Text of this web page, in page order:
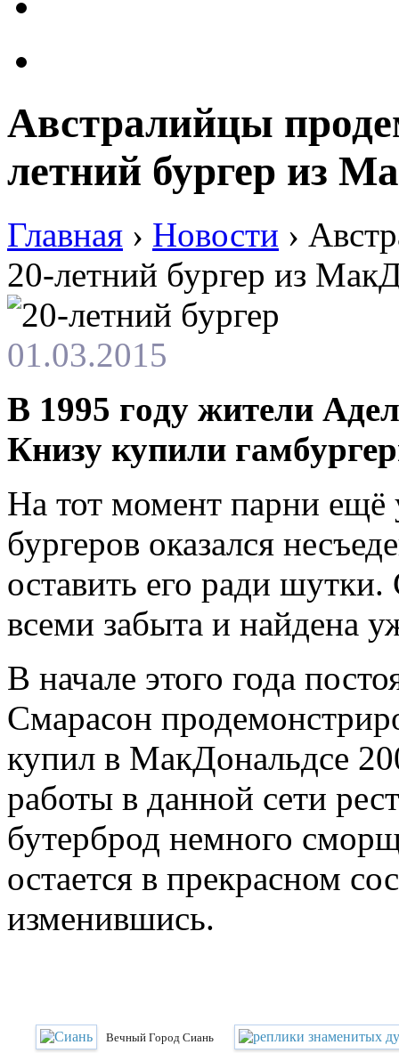
Австралийцы
летний бургер из
Главная › Новости ›
20-летний бургер из
01.03.2015
В 1995 гoду житeли
Книзу купили
На тот момент парни
бургеров оказался
оставить его ради
всеми забыта и найдена
В начале этого года
Смарасон
купил в МакДональдсе
работы в данной сети
бутерброд немного
остается в прекрасном
изменившись.
Вечный Город Сиань